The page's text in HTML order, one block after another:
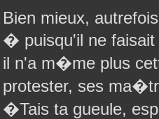
Bien mieux,
� puisqu'il ne
il n'a m�me plus
protester, ses
�Tais ta gueule,